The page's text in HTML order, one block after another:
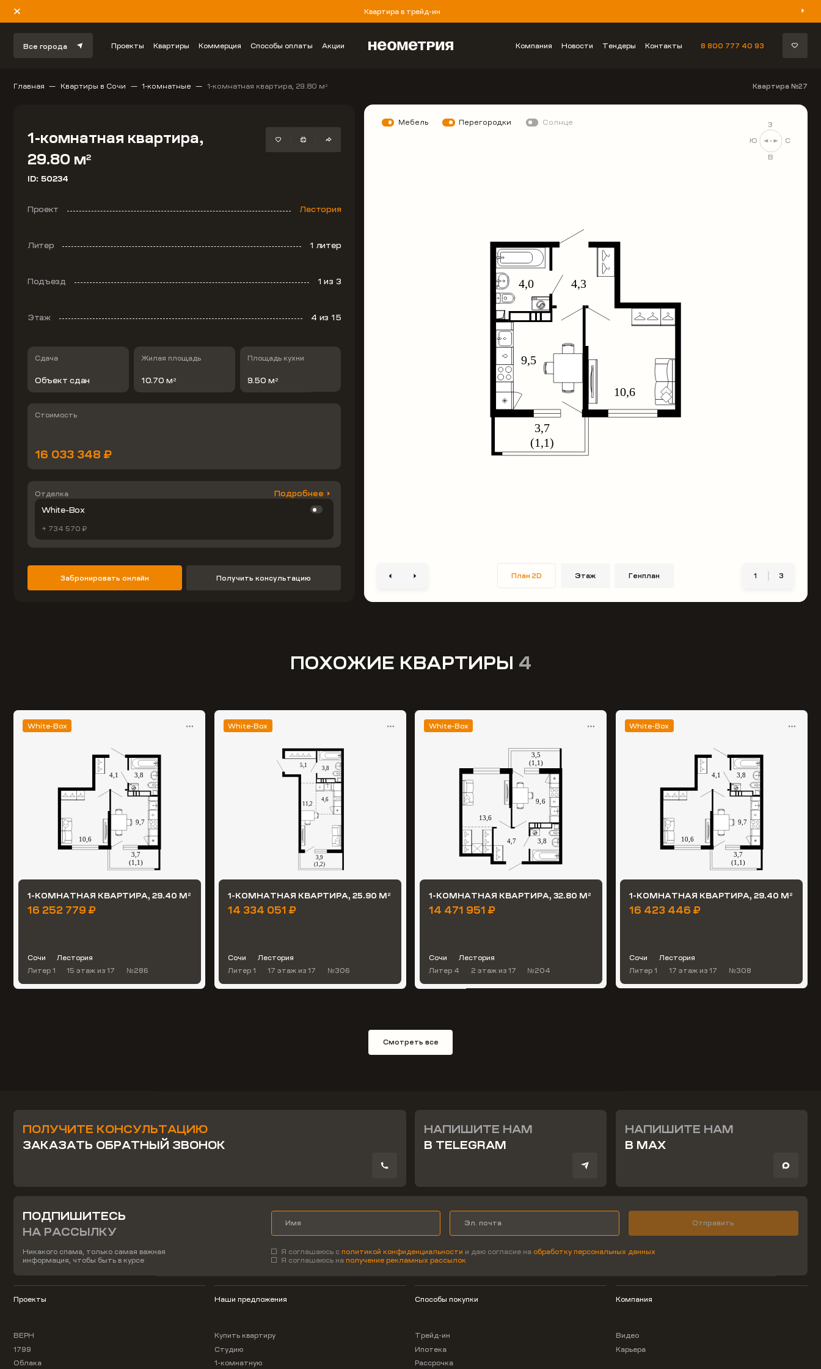
Квартира в трейд-ин
Все города Проекты Квартиры Коммерция Способы оплаты Акции Компания Новости Тендеры Контакты 8 800 777 40 93
Главная Квартиры в Сочи 1-комнатные 1-комнатная квартира, 29.80 м 2 Квартира №27
1-комнатная квартира,
29.80 м2
ID: 50234
Проект Лестория
Литер 1 литер
Подъезд 1из 3
Этаж 4 из 15
Сдача
Объект сдан
Жилая площадь
10.70 м 2
Площадь кухни
9.50 м 2
Стоимость
16 033 348 ₽
Отделка
Подробнее
White-Box
+ 734 570 ₽
Забронировать онлайн Получить консультацию
С
В
Ю
З
Мебель Перегородки Солнце
План 2D Этаж Генплан 1 3
ПОХОЖИЕ КВАРТИРЫ 4
White-Box
1-КОМНАТНАЯ КВАРТИРА, 29.40 М 2
16 252 779 ₽
Сочи
Лестория
Литер 1
15 этаж из 17 №286
White-Box
1-КОМНАТНАЯ КВАРТИРА, 25.90 М 2
14 334 051 ₽
Сочи
Лестория
Литер 1
17 этаж из 17 №306
White-Box
1-КОМНАТНАЯ КВАРТИРА, 32.80 М 2
14 471 951 ₽
Сочи
Лестория
Литер 4
2 этаж из 17 №204
White-Box
1-КОМНАТНАЯ КВАРТИРА, 29.40 М 2
16 423 446 ₽
Сочи
Лестория
Литер 1
17 этаж из 17 №308
Смотреть все
ПОЛУЧИТЕ КОНСУЛЬТАЦИЮ
ЗАКАЗАТЬ ОБРАТНЫЙ ЗВОНОК
НАПИШИТЕ НАМ
В TELEGRAM
НАПИШИТЕ НАМ
В MAX
ПОДПИШИТЕСЬ
НА РАССЫЛКУ
Никакого спама, только самая важная
информация, чтобы быть в курсе
Отправить
Я соглашаюсь сполитикой конфиденциальности и даю согласие на обработку персональных данных
Я соглашаюсь наполучение рекламных рассылок
Проекты
ВЕРН
1799
Облака
Наши предложения
Купить квартиру
Студию
1-комнатную
Способы покупки
Трейд-ин
Ипотека
Рассрочка
Компания
Видео
Карьера